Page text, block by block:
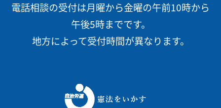
電話相談の受付は月曜から金曜の午前10時から
午後5時までです。
地方によって受付時間が異なります。